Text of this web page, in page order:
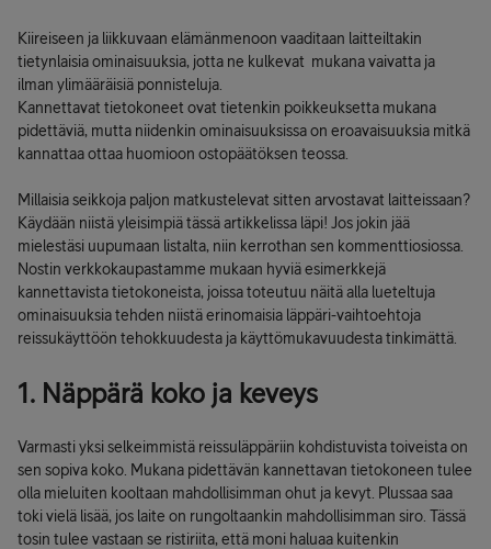
Kiireiseen ja liikkuvaan elämänmenoon vaaditaan laitteiltakin
tietynlaisia ominaisuuksia, jotta ne kulkevat mukana vaivatta ja
ilman ylimääräisiä ponnisteluja.
Kannettavat tietokoneet ovat tietenkin poikkeuksetta mukana
pidettäviä, mutta niidenkin ominaisuuksissa on eroavaisuuksia mitkä
kannattaa ottaa huomioon ostopäätöksen teossa.
Millaisia seikkoja paljon matkustelevat sitten arvostavat laitteissaan?
Käydään niistä yleisimpiä tässä artikkelissa läpi! Jos jokin jää
mielestäsi uupumaan listalta, niin kerrothan sen kommenttiosiossa.
Nostin verkkokaupastamme mukaan hyviä esimerkkejä
kannettavista tietokoneista, joissa toteutuu näitä alla lueteltuja
ominaisuuksia tehden niistä erinomaisia läppäri-vaihtoehtoja
reissukäyttöön tehokkuudesta ja käyttömukavuudesta tinkimättä.
1. Näppärä koko ja keveys
Varmasti yksi selkeimmistä reissuläppäriin kohdistuvista toiveista on
sen sopiva koko. Mukana pidettävän kannettavan tietokoneen tulee
olla mieluiten kooltaan mahdollisimman ohut ja kevyt. Plussaa saa
toki vielä lisää, jos laite on rungoltaankin mahdollisimman siro. Tässä
tosin tulee vastaan se ristiriita, että moni haluaa kuitenkin